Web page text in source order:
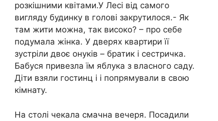
розкішними квітами.У Лесі від самого
вигляду будинку в голові закрутилося.- Як
там жити можна, так високо? – про себе
подумала жінка. У дверях квартири її
зустріли двоє онуків – братик і сестричка.
Бабуся привезла їм яблука з власного саду.
Діти взяли гостинц і і попрямували в свою
кімнату.
На столі чекала смачна вечеря. Посадили